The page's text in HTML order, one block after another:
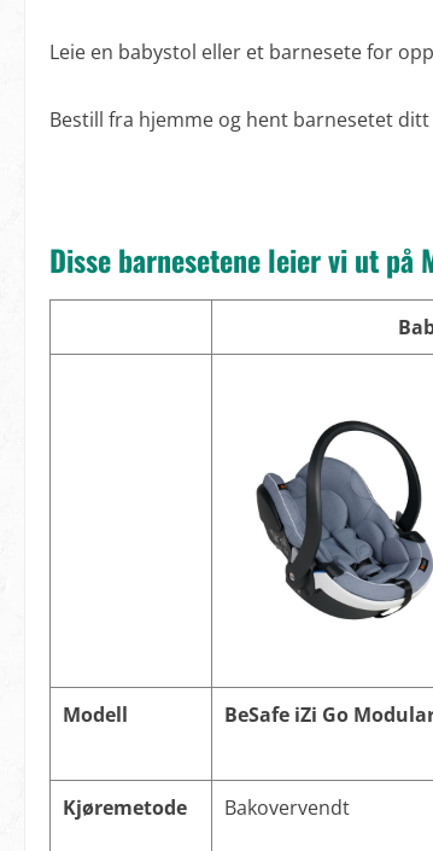
Leie en babystol eller et barnesete for
Bestill fra hjemme og hent barnesetet
Disse barnesetene leier vi ut på
Modell BeSafe iZi Go
Kjøremetode Bakovervendt